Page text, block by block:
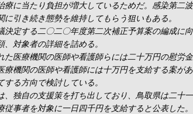
療に当たり負担が増大しているためだ。感染第二
に引き続き態勢を維持してもらう狙いもある。
決定する二〇二〇年度第二次補正予算案の編成に
、対象者の詳細を詰める。
た医療機関の医師や看護師らには二十万円の慰労
療機関の医師や看護師には十万円を支給する案が
する方向で検討している。
、独自の支援策を打ち出しており、鳥取県は二十
従事者を対象に一日四千円を支給すると公表した。